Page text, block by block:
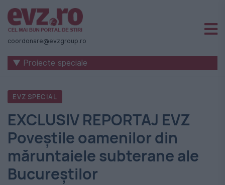
Știri
naționale
internaționale
România
-
Evenimentul
Zilei
coordonare@evzgroup.ro
▼ Proiecte speciale
EVZ SPECIAL
EXCLUSIV REPORTAJ EVZ
Poveștile oamenilor din
măruntaiele subterane ale
Bucureștilor